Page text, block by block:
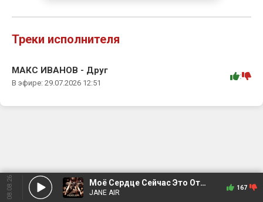
Треки исполнителя
МАКС ИВАНОВ - Друг
В эфире: 29.07.2026 12:51
:
08.08.26 Моё Сердце Сейчас Это Открытая Рана
JANE AIR
167